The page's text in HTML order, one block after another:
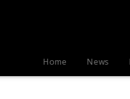
Home News